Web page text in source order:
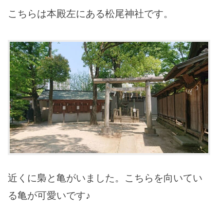
こちらは本殿左にある松尾神社です。
近くに梟と亀がいました。こちらを向いてい
る亀が可愛いです♪